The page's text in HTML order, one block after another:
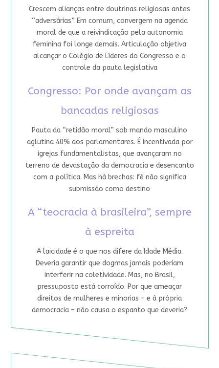
Crescem alianças entre doutrinas religiosas antes
“adversárias”. Em comum, convergem na agenda
moral de que a reivindicação pela autonomia
feminina foi longe demais. Articulação objetiva
alcançar o Colégio de Líderes do Congresso e o
controle da pauta legislativa
Congresso: Por onde avançam as
bancadas religiosas
Pauta da “retidão moral” sob mando masculino
aglutina 40% dos parlamentares. É incentivada por
igrejas fundamentalistas, que avançaram no
terreno de devastação da democracia e desencanto
com a política. Mas há brechas: fé não significa
submissão como destino
A “teocracia à brasileira”, sempre
à espreita
A laicidade é o que nos difere da Idade Média.
Deveria garantir que dogmas jamais poderiam
interferir na coletividade. Mas, no Brasil,
pressuposto está corroído. Por que ameaçar
direitos de mulheres e minorias – e à própria
democracia – não causa o espanto que deveria?